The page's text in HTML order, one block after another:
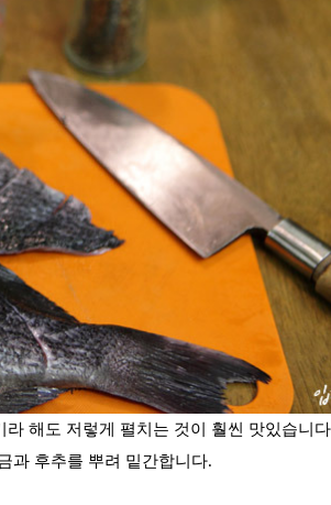
해도 저렇게 펼치는 것이 훨씬 맛있습니
과 후추를 뿌려 밑간합니다.